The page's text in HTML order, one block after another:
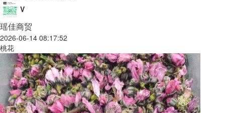
V
瑶佳商贸
2026-06-14 08:17:52
桃花